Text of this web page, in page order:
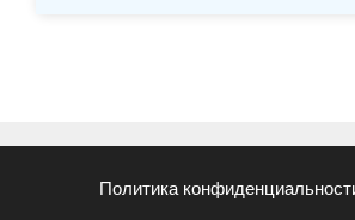
Политика